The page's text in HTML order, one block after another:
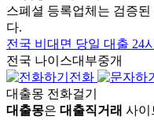
스폐셜 등록업체는 검증
다.
전국 비대면 당일 대출 24
전국 나이스대부중개
전화
대출몽 전화걸기
대출몽은 대출직거래 사이